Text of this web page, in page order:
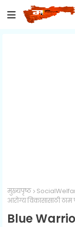
मुख्यपृष्ठ
आरोग्य विकासासाठी
Blue